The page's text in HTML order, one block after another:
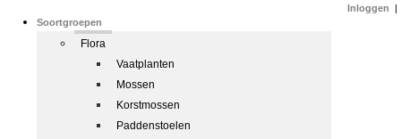
Soortgroepen
Flora
Vaatplanten
Mossen
Korstmossen
Paddenstoelen
Inloggen |